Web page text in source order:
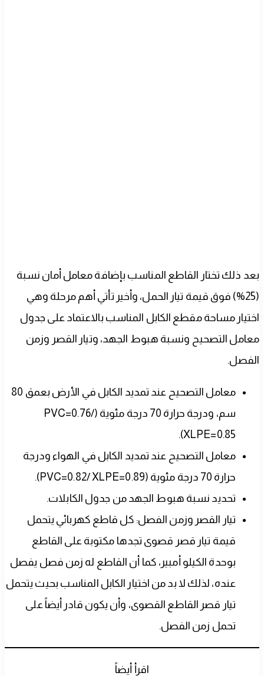
بعد ذلك تختار القاطع المناسب بإضافة معامل أمان نسبة
(25%) فوق قيمة تيار الحمل، وأخير تأتي أهم مرحلة وهي
اختيار مساحة مقطع الكابل المناسب بالاعتماد على جدول
معامل التصحيح ونسبة هبوط الجهد، وتيار القصر وزمن
الفصل.
معامل التصحيح عند تمديد الكابل في الأرض بعمق 80
سم، ودرجة حرارة 70 درجة مئوية (PVC=0.76/
XLPE=0.85).
معامل التصحيح عند تمديد الكابل في الهواء ودرجة
حرارة 70 درجة مئوية (PVC=0.82/ XLPE=0.89).
تحديد نسبة هبوط الجهد من جدول الكابلات.
تيار القصر وزمن الفصل: كل قاطع كهربائي يتحمل
قيمة تيار قصر قصوى تجدها مكتوبة على القاطع
بوحدة الكيلو أمبير، كما أن القاطع له زمن فصل يفصل
عنده، لذلك لا بد من اختيار الكابل المناسب بحيث يتحمل
تيار قصر القاطع القصوى، وأن يكون قادر أيضاً على
تحمل زمن الفصل.
اقرأ أيضاً